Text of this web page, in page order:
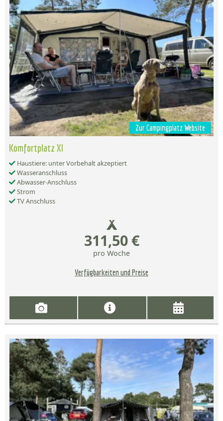
Zur Campingplatz Website
Komfortplatz Xl
Haustiere: unter Vorbehalt akzeptiert
Wasseranschluss
Abwasser-Anschluss
Strom
TV Anschluss
311,50 €
pro Woche
Verfügbarkeiten und Preise